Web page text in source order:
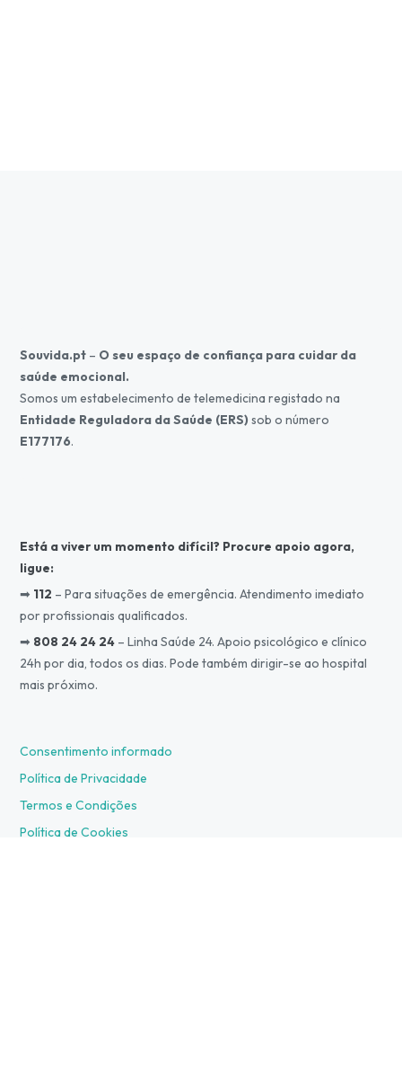
Souvida.pt – O seu espaço de confiança para cuidar da
saúde emocional.
Somos um estabelecimento de telemedicina registado na
Entidade Reguladora da Saúde (ERS) sob o número
E177176.
Está a viver um momento difícil? Procure apoio agora,
ligue:
➡ 112 – Para situações de emergência. Atendimento imediato
por profissionais qualificados.
➡ 808 24 24 24 – Linha Saúde 24. Apoio psicológico e clínico
24h por dia, todos os dias. Pode também dirigir-se ao hospital
mais próximo.
Consentimento informado
Política de Privacidade
Termos e Condições
Política de Cookies